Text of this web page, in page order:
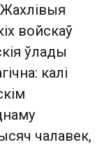
войскаў
ўлады
калі
чалавек,